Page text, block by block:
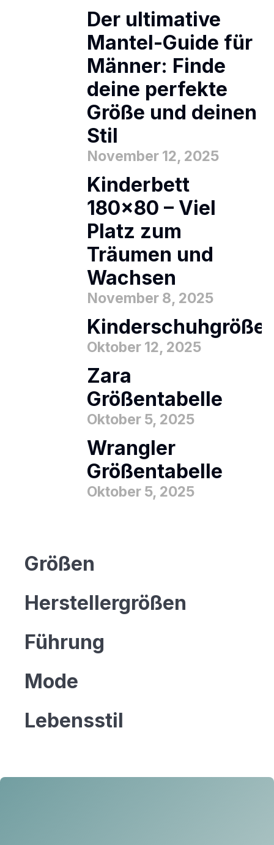
Der ultimative
Mantel-Guide für
Männer: Finde
deine perfekte
Größe und deinen
Stil
November 12, 2025
Kinderbett
180×80 – Viel
Platz zum
Träumen und
Wachsen
November 8, 2025
Kinderschuhgröße
Oktober 12, 2025
Zara
Größentabelle
Oktober 5, 2025
Wrangler
Größentabelle
Oktober 5, 2025
Größen
Herstellergrößen
Führung
Mode
Lebensstil